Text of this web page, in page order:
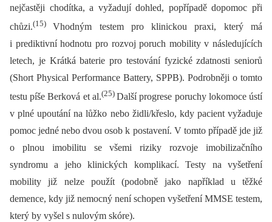
nejčastěji chodítka, a vyžadují dohled, popřípadě dopomoc při
chůzi.(15)Vhodným testem pro klinickou praxi, který má
i prediktivní hodnotu pro rozvoj poruch mobility v následujících
letech, je Krátká baterie pro testování fyzické zdatnosti seniorů
(Short Physical Performance Battery, SPPB). Podrobněji o tomto
testu píše Berková et al.(25)Další progrese poruchy lokomoce ústí
v plné upoutání na lůžko nebo židli/křeslo, kdy pacient vyžaduje
pomoc jedné nebo dvou osob k postavení. V tomto případě jde již
o plnou imobilitu se všemi riziky rozvoje imobilizačního
syndromu a jeho klinických komplikací. Testy na vyšetření
mobility již nelze použít (podobně jako například u těžké
demence, kdy již nemocný není schopen vyšetření MMSE testem,
který by vyšel s nulovým skóre).